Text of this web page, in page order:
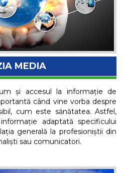
MEDIA
și accesul la informație de
când vine vorba despre
cum este sănătatea. Astfel,
adaptată specificului
generală la profesioniștii din
sau comunicatori.